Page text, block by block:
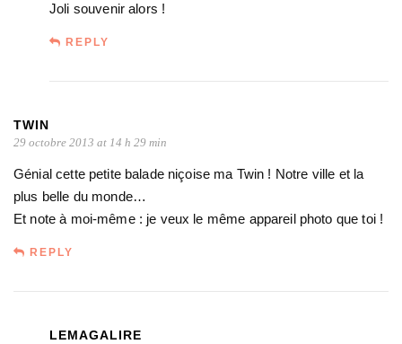
Joli souvenir alors !
REPLY
TWIN
29 octobre 2013 at 14 h 29 min
Génial cette petite balade niçoise ma Twin ! Notre ville et la
plus belle du monde…
Et note à moi-même : je veux le même appareil photo que toi !
REPLY
LEMAGALIRE